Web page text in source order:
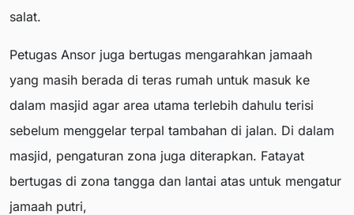
salat.
Petugas Ansor juga bertugas mengarahkan jamaah
yang masih berada di teras rumah untuk masuk ke
dalam masjid agar area utama terlebih dahulu terisi
sebelum menggelar terpal tambahan di jalan. Di dalam
masjid, pengaturan zona juga diterapkan. Fatayat
bertugas di zona tangga dan lantai atas untuk mengatur
jamaah putri,